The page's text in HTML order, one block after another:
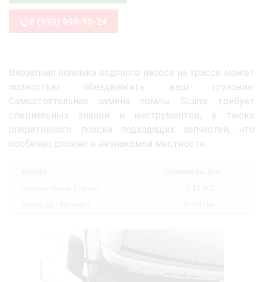
8 (999) 999-90-24
Внезапная поломка водяного насоса на трассе может
полностью обездвижить ваш грузовик.
Самостоятельная замена помпы Scania требует
специальных знаний и инструментов, а также
оперативного поиска подходящих запчастей, что
особенно сложно в незнакомой местности.